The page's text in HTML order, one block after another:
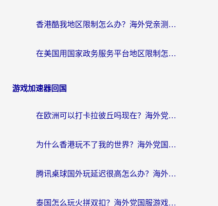
香港酷我地区限制怎么办？海外党亲测有效的回国加速方案来了
在美国用国家政务服务平台地区限制怎么办？海外华人必备的突破攻略（附追剧看片技巧）
游戏加速器回国
在欧洲可以打卡拉彼丘吗现在？海外党国服游戏加速器终极避坑指南
为什么香港玩不了我的世界？海外党国服游戏加速终极解决方案
腾讯桌球国外玩延迟很高怎么办？海外党亲测有效的国服游戏加速指南
泰国怎么玩火拼双扣？海外党国服游戏加速终极指南（附暗区突围植物大战僵尸实测）